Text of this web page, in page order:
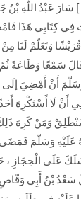
سُهَيْلُ ابْنُ بَيْضَاءَ . [ ص 43 ]
فِي كِتَابِي هَذَا
وَتَعَلّمْ لَنَا
سَمْعًا وَطَاعَةً ثُمّ
أَنْ أَمْضِيَ إلَى
أَنْ لَا أَسْتَكْرِهَ
وَمَنْ كَرِهَ
عَلَيْهِ وَسَلّمَ
عَلَى الْحِجَازِ ،
سَعْدُ بْنُ أَبِي وَقّاصٍ